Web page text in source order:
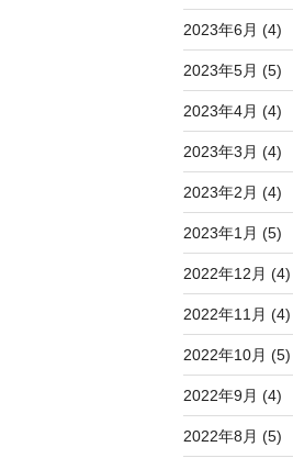
2023年6月 (4)
2023年5月 (5)
2023年4月 (4)
2023年3月 (4)
2023年2月 (4)
2023年1月 (5)
2022年12月 (4)
2022年11月 (4)
2022年10月 (5)
2022年9月 (4)
2022年8月 (5)